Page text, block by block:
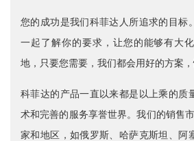
您的成功是我们科菲达人所追求的目标
一起了解你的要求，让您的能够有大
地，只要您需要，我们都会用好的方案，
科菲达的产品一直以来都是以上乘的质
术和完善的服务享誉世界。我们的销售
家和地区，如俄罗斯、哈萨克斯坦、阿